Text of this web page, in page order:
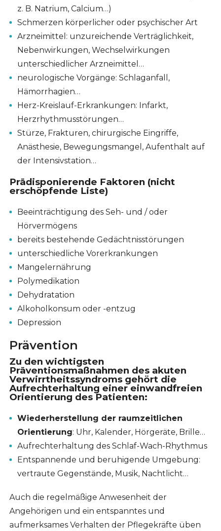
z. B. Natrium, Calcium…)
Schmerzen körperlicher oder psychischer Art
Arzneimittel: unzureichende Verträglichkeit,
Nebenwirkungen, Wechselwirkungen
unterschiedlicher Arzneimittel…
neurologische Vorgänge: Schlaganfall,
Hämorrhagien…
Herz-Kreislauf-Erkrankungen: Infarkt,
Herzrhythmusstörungen…
Stürze, Frakturen, chirurgische Eingriffe,
Anästhesie, Bewegungsmangel, Aufenthalt auf
der Intensivstation…
Prädisponierende Faktoren (nicht
erschöpfende Liste)
Beeinträchtigung des Seh- und / oder
Hörvermögens
bereits bestehende Gedächtnisstörungen
unterschiedliche Vorerkrankungen
Mangelernährung
Polymedikation
Dehydratation
Alkoholkonsum oder -entzug
Depression
Prävention
Zu den wichtigsten
Präventionsmaßnahmen des akuten
Verwirrtheitssyndroms gehört die
Aufrechterhaltung einer einwandfreien
Orientierung des Patienten:
Wiederherstellung der raumzeitlichen
Orientierung: Uhr, Kalender, Hörgeräte, Brille…
Aufrechterhaltung des Schlaf-Wach-Rhythmus
Entspannende und beruhigende Umgebung:
vertraute Gegenstände, Musik, Nachtlicht…
Auch die regelmäßige Anwesenheit der
Angehörigen und ein entspanntes und
aufmerksames Verhalten der Pflegekräfte üben